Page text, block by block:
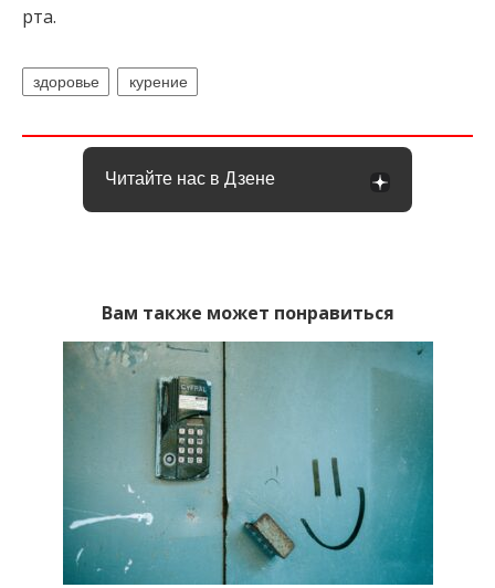
рта.
здоровье курение
Читайте нас в Дзене
Вам также может понравиться